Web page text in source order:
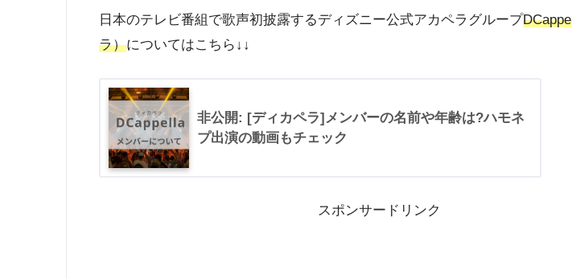
日本のテレビ番組で歌声初披露するディズニー公式アカペラグループ
ラ）についてはこちら↓↓
非公開: [ディカペラ]メンバーの名前や年齢は?ハモネ
プ出演の動画もチェック
スポンサードリンク